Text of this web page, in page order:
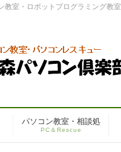
教室・ロボットプログラミング教
パソコン教室・相談処
PC＆Rescue